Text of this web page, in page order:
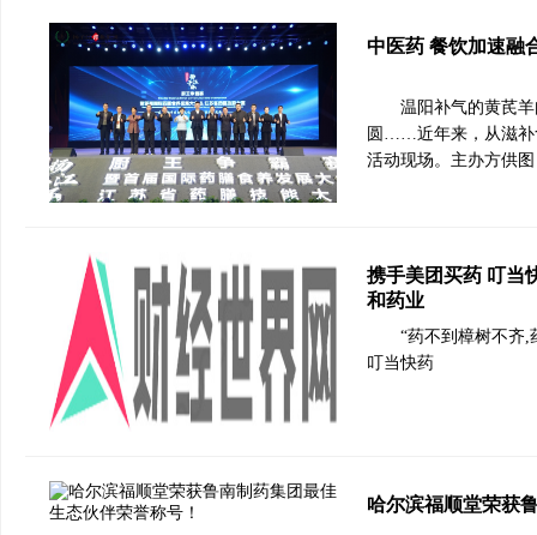
中医药 餐饮加速融
温阳补气的黄芪
圆……近年来，从滋补
活动现场。主办方供
携手美团买药 叮当
和药业
“药不到樟树不齐
叮当快药
哈尔滨福顺堂荣获